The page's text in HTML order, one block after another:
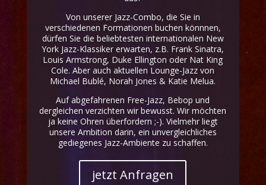
Von unserer Jazz-Combo, die Sie in
verschiedenen Formationen buchen könnnen,
dürfen Sie die beliebtesten internationalen New
York Jazz-Klassiker erwarten, z.B. Frank Sinatra,
Louis Armstrong, Duke Ellington oder Nat King
Cole. Aber auch aktuellen Lounge-Jazz von
Michael Bublé, Norah Jones & Katie Melua.
Auf abgefahrenen Free-Jazz, Bebop und
dergleichen verzichten wir bewusst. Wir möchten
ja keine Ohren überfordern ;-). Vielmehr liegt
unsere Ambition darin, ein unvergleichliches
gediegenes Jazz-Ambiente zu schaffen.
jetzt Anfragen